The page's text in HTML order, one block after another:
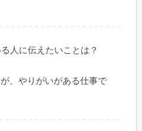
人に伝えたいことは？
、やりがいがある仕事で